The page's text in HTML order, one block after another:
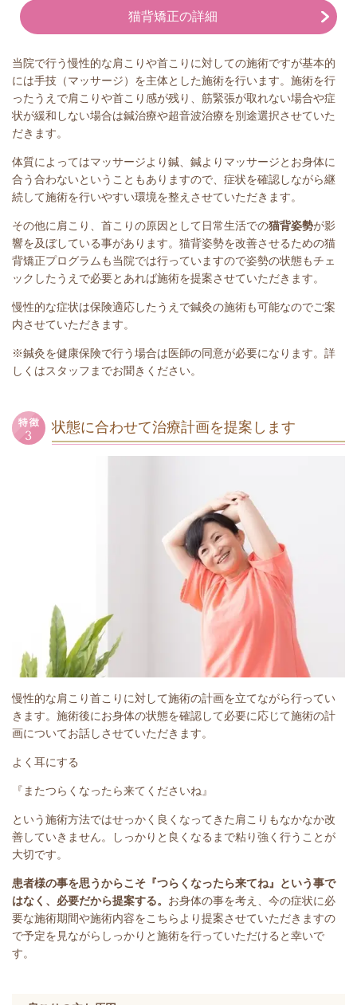
猫背矯正の詳細
当院で行う慢性的な肩こりや首こりに対しての施術ですが基本的
には手技（マッサージ）を主体とした施術を行います。施術を行
ったうえで肩こりや首こり感が残り、筋緊張が取れない場合や症
状が緩和しない場合は鍼治療や超音波治療を別途選択させていた
だきます。
体質によってはマッサージより鍼、鍼よりマッサージとお身体に
合う合わないということもありますので、症状を確認しながら継
続して施術を行いやすい環境を整えさせていただきます。
その他に肩こり、首こりの原因として日常生活での猫背姿勢が影
響を及ぼしている事があります。猫背姿勢を改善させるための猫
背矯正プログラムも当院では行っていますので姿勢の状態もチェ
ックしたうえで必要とあれば施術を提案させていただきます。
慢性的な症状は保険適応したうえで鍼灸の施術も可能なのでご案
内させていただきます。
※鍼灸を健康保険で行う場合は医師の同意が必要になります。詳
しくはスタッフまでお聞きください。
状態に合わせて治療計画を提案します
慢性的な肩こり首こりに対して施術の計画を立てながら行ってい
きます。施術後にお身体の状態を確認して必要に応じて施術の計
画についてお話しさせていただきます。
よく耳にする
『またつらくなったら来てくださいね』
という施術方法ではせっかく良くなってきた肩こりもなかなか改
善していきません。しっかりと良くなるまで粘り強く行うことが
大切です。
患者様の事を思うからこそ『つらくなったら来てね』という事で
はなく、必要だから提案する。 お身体の事を考え、今の症状に必
要な施術期間や施術内容をこちらより提案させていただきますの
で予定を見ながらしっかりと施術を行っていただけると幸いで
す。